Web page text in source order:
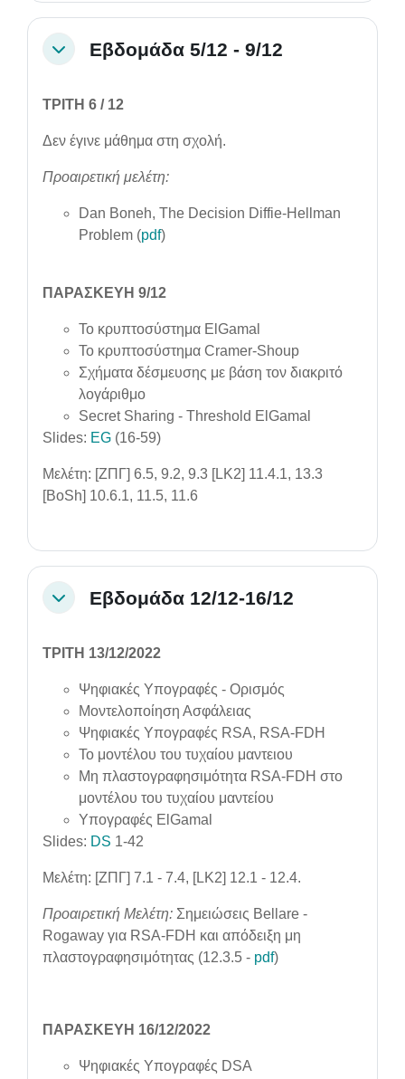
CollapseΕβδομάδα 5/12 - 9/12
ΤΡΙΤΗ 6 / 12
Δεν έγινε μάθημα στη σχολή.
Προαιρετική μελέτη:
Dan Boneh, The Decision Diffie-Hellman
Problem (pdf)
ΠΑΡΑΣΚΕΥΗ 9/12
Το κρυπτοσύστημα ElGamal
Το κρυπτοσύστημα Cramer-Shoup
Σχήματα δέσμευσης με βάση τον διακριτό
λογάριθμο
Secret Sharing - Threshold ElGamal
Slides: EG (16-59)
Μελέτη: [ΖΠΓ] 6.5, 9.2, 9.3 [LK2] 11.4.1, 13.3
[BoSh] 10.6.1, 11.5, 11.6
CollapseΕβδομάδα 12/12-16/12
ΤΡΙΤΗ 13/12/2022
Ψηφιακές Υπογραφές - Ορισμός
Μοντελοποίηση Ασφάλειας
Ψηφιακές Υπογραφές RSA, RSA-FDH
Το μοντέλου του τυχαίου μαντειου
Μη πλαστογραφησιμότητα RSA-FDH στο
μοντέλου του τυχαίου μαντείου
Υπογραφές ElGamal
Slides: DS 1-42
Μελέτη: [ΖΠΓ] 7.1 - 7.4, [LK2] 12.1 - 12.4.
Προαιρετική Μελέτη: Σημειώσεις Bellare -
Rogaway για RSA-FDH και απόδειξη μη
πλαστογραφησιμότητας (12.3.5 - pdf)
ΠΑΡΑΣΚΕΥΗ 16/12/2022
Ψηφιακές Υπογραφές DSA